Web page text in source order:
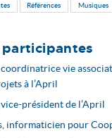
Références Musiques
participantes
coordinatrice vie
à l’April
président de l’April
informaticien pour